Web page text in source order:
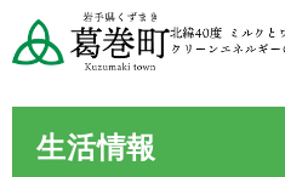
生活情報